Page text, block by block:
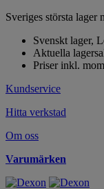
Sveriges största lager
Svenskt lager,
Aktuella
Priser inkl.
Kundservice
Hitta verkstad
Om oss
Varumärken